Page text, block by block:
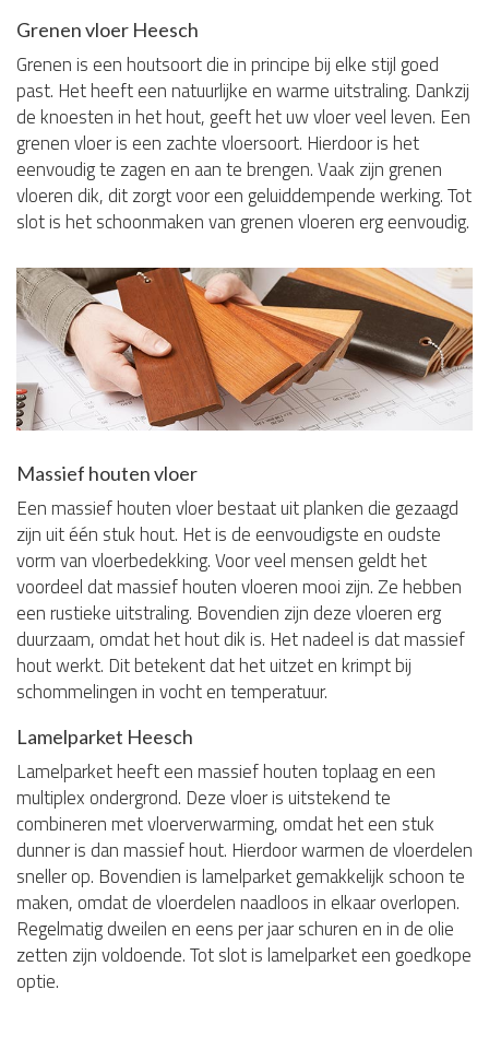
Grenen vloer Heesch
Grenen is een houtsoort die in principe bij elke stijl goed
past. Het heeft een natuurlijke en warme uitstraling. Dankzij
de knoesten in het hout, geeft het uw vloer veel leven. Een
grenen vloer is een zachte vloersoort. Hierdoor is het
eenvoudig te zagen en aan te brengen. Vaak zijn grenen
vloeren dik, dit zorgt voor een geluiddempende werking. Tot
slot is het schoonmaken van grenen vloeren erg eenvoudig.
Massief houten vloer
Een massief houten vloer bestaat uit planken die gezaagd
zijn uit één stuk hout. Het is de eenvoudigste en oudste
vorm van vloerbedekking. Voor veel mensen geldt het
voordeel dat massief houten vloeren mooi zijn. Ze hebben
een rustieke uitstraling. Bovendien zijn deze vloeren erg
duurzaam, omdat het hout dik is. Het nadeel is dat massief
hout werkt. Dit betekent dat het uitzet en krimpt bij
schommelingen in vocht en temperatuur.
Lamelparket Heesch
Lamelparket heeft een massief houten toplaag en een
multiplex ondergrond. Deze vloer is uitstekend te
combineren met vloerverwarming, omdat het een stuk
dunner is dan massief hout. Hierdoor warmen de vloerdelen
sneller op. Bovendien is lamelparket gemakkelijk schoon te
maken, omdat de vloerdelen naadloos in elkaar overlopen.
Regelmatig dweilen en eens per jaar schuren en in de olie
zetten zijn voldoende. Tot slot is lamelparket een goedkope
optie.